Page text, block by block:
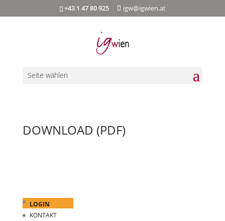
+43 1 47 80 925 igw@igwien.at
Seite wählen
DOWNLOAD (PDF)
LOGIN
KONTAKT